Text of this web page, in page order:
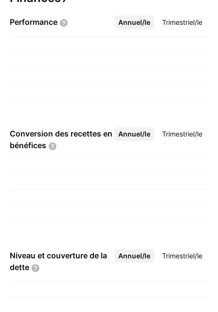
Performance Annuel/le Trimestriel/le
Plus
Conversion des recettes en
bénéfices
Annuel/le Trimestriel/le
Plus
Niveau et couverture de la
dette
Annuel/le Trimestriel/le
Plus